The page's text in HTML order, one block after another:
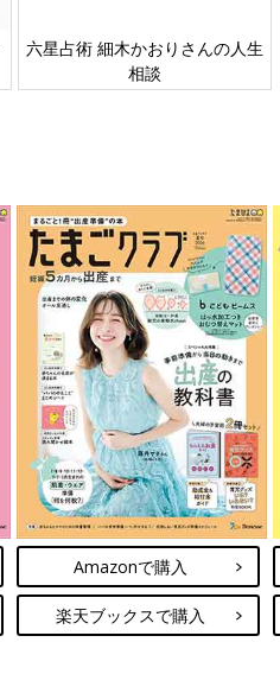
六星占術 細木かおりさんの人生
相談
Amazonで購入
楽天ブックスで購入